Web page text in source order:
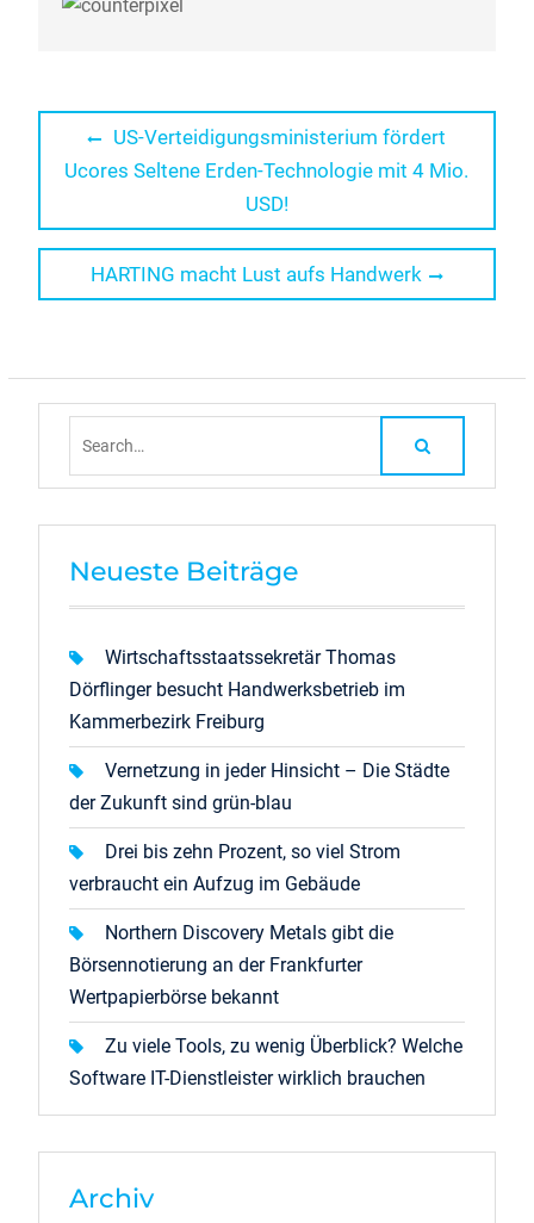
Beitragsnavigation
Previous
post:
US-Verteidigungsministerium fördert
Ucores Seltene Erden-Technologie mit 4 Mio.
USD!
Next
post:
HARTING macht Lust aufs Handwerk
Neueste Beiträge
Wirtschaftsstaatssekretär Thomas
Dörflinger besucht Handwerksbetrieb im
Kammerbezirk Freiburg
Vernetzung in jeder Hinsicht – Die Städte
der Zukunft sind grün-blau
Drei bis zehn Prozent, so viel Strom
verbraucht ein Aufzug im Gebäude
Northern Discovery Metals gibt die
Börsennotierung an der Frankfurter
Wertpapierbörse bekannt
Zu viele Tools, zu wenig Überblick? Welche
Software IT-Dienstleister wirklich brauchen
Archiv